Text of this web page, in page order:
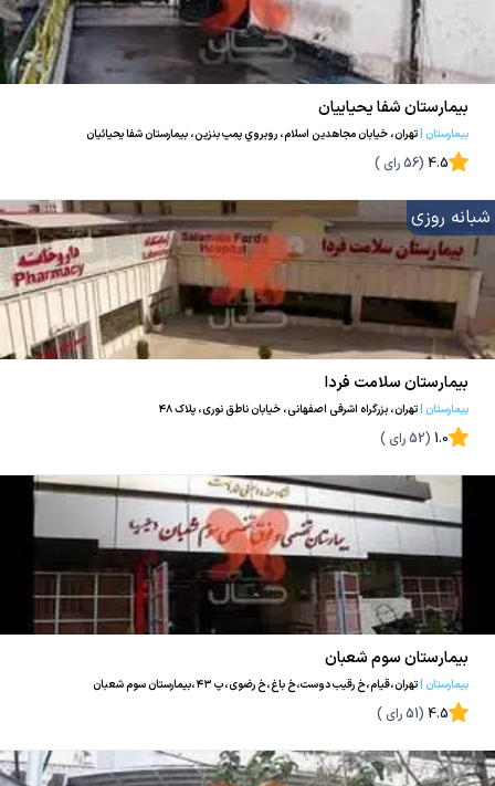
بیمارستان شفا یحیاییان
بیمارستان |تهران، خيابان مجاهدين اسلام، روبروي پمپ بنزين، بیمارستان شفا یحیائیان
4.5
(
56رای )
شبانه روزی
بیمارستان سلامت فردا
بیمارستان |تهران، بزرگراه اشرفی اصفهانی، خیابان ناطق نوری، پلاک ۴۸
1.0
(
52رای )
بیمارستان سوم شعبان
بیمارستان |تهران،قیام،خ رقیب دوست،خ باغ،خ رضوی،پ ۴۳،بیمارستان سوم شعبان
4.5
(
51رای )